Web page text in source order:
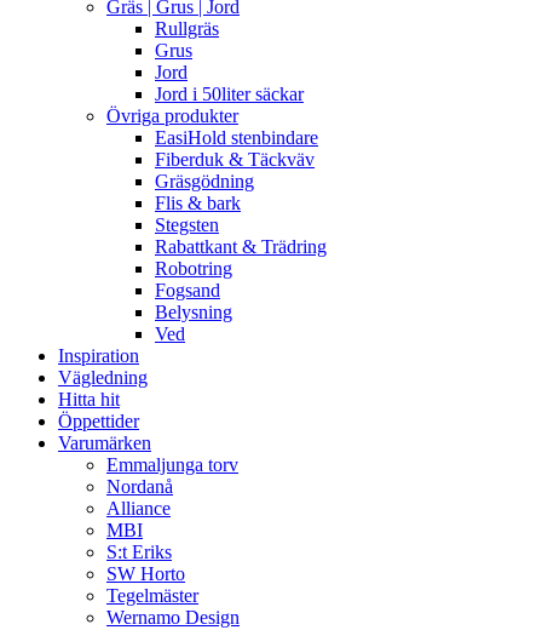
Gräs | Grus | Jord
Rullgräs
Grus
Jord
Jord i 50liter säckar
Övriga produkter
EasiHold stenbindare
Fiberduk & Täckväv
Gräsgödning
Flis & bark
Stegsten
Rabattkant & Trädring
Robotring
Fogsand
Belysning
Ved
Inspiration
Vägledning
Hitta hit
Öppettider
Varumärken
Emmaljunga torv
Nordanå
Alliance
MBI
S:t Eriks
SW Horto
Tegelmäster
Wernamo Design